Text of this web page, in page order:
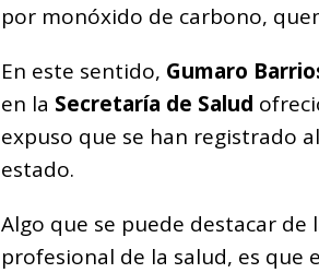
por monóxido de carbono,
En este sentido, Gumaro
en la Secretaría de Salud
expuso que se han registrado
estado.
Algo que se puede destacar
profesional de la salud, es que